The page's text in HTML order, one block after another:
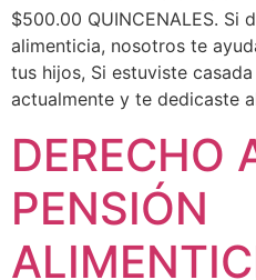
$500.00 QUINCENALES. Si
alimenticia, nosotros te
tus hijos, Si estuviste
actualmente y te dedicaste
DERECHO
PENSIÓN